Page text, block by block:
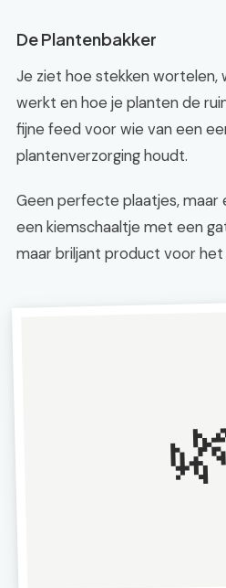
De Plantenbakker
Je ziet hoe stekken wortelen,
werkt en hoe je planten de
fijne feed voor wie van een
plantenverzorging houdt.
Geen perfecte plaatjes, maar
een kiemschaaltje met een
maar briljant product voor